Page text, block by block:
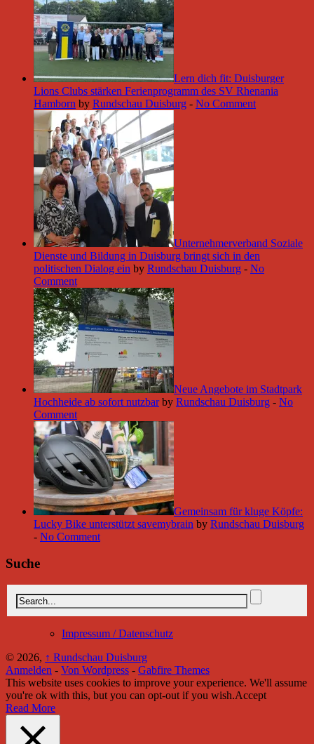
Lern dich fit: Duisburger
Lions Clubs stärken Ferienprogramm des SV Rhenania
Hamborn by Rundschau Duisburg - No Comment
Unternehmerverband Soziale
Dienste und Bildung in Duisburg bringt sich in den
politischen Dialog ein by Rundschau Duisburg - No
Comment
Neue Angebote im Stadtpark
Hochheide ab sofort nutzbar by Rundschau Duisburg - No
Comment
Gemeinsam für kluge Köpfe:
Lucky Bike unterstützt savemybrain by Rundschau Duisburg
- No Comment
Suche
Impressum / Datenschutz
© 2026, ↑ Rundschau Duisburg
Anmelden - Von Wordpress - Gabfire Themes
This website uses cookies to improve your experience. We'll assume
you're ok with this, but you can opt-out if you wish.Accept
Read More